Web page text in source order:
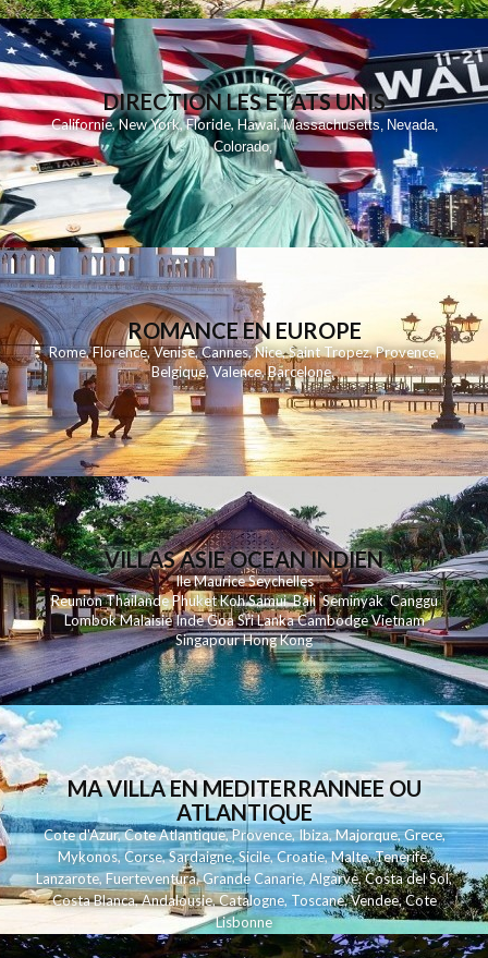
DIRECTION LES ETATS UNIS
Californie,New York,Floride,Hawai,Massachusetts, Nevada,
Colorado,
ROMANCE EN EUROPE
Rome,Florence,Venise,Cannes,Nice,Saint Tropez,Provence,
Belgique,Valence,Barcelone,
VILLAS ASIE OCEAN INDIEN
Ile MauriceSeychelles
ReunionThailandePhuketKohSamui Bali SeminyakCanggu
LombokMalaisieIndeGoaSri LankaCambodgeVietnam
SingapourHong Kong
MA VILLA EN MEDITERRANNEE OU
ATLANTIQUE
Cote d'Azur,Cote Atlantique,Provence,Ibiza,Majorque,Grece,
Mykonos,Corse,Sardaigne,Sicile,Croatie,Malte,Tenerife,
Lanzarote,Fuerteventura,Grande Canarie,Algarve,Costa del Sol,
Costa Blanca,Andalousie,Catalogne,Toscane,Vendee,Cote
Lisbonne